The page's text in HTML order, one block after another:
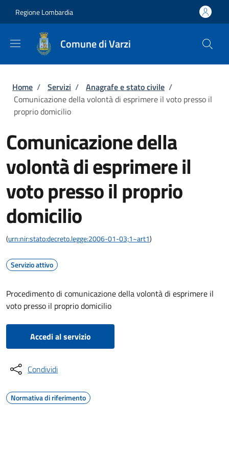
Regione Lombardia
Comune di Varzi
Briciole di pane
Home / Servizi / Anagrafe e stato civile /
Comunicazione della volontà di esprimere il voto presso il
proprio domicilio
Comunicazione della
volontà di esprimere il
voto presso il proprio
domicilio
(urn:nir:stato:decreto.legge:2006-01-03;1~art1)
Servizio attivo
Procedimento di comunicazione della volontà di esprimere il
voto presso il proprio domicilio
Accedi al servizio
Condividi
Normativa di riferimento